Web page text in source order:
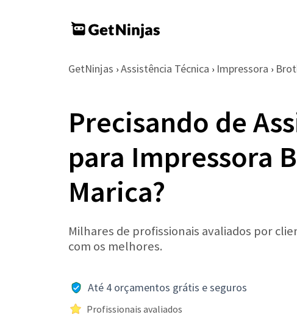
GetNinjas › Assistência Técnica › Impressora ›
Precisando de
para Impressora
Marica?
Milhares de profissionais avaliados por
com os melhores.
Até 4 orçamentos grátis e seguros
Profissionais avaliados